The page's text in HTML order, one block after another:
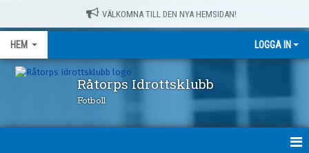
VÄLKOMNA TILL DEN NYA HEMSIDAN!
HEM LOGGA IN
Råtorps Idrottsklubb
Fotboll